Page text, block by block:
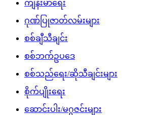
ကျန်းမာရေး
ဂုဏ်ပြုဇာတ်လမ်းများ
စစ်ချီသီချင်း
စစ်ဘက်ဥပဒေ
စစ်သည်ရေး/ဆိုသီချင်းများ
စိုက်ပျိုးရေး
ဆောင်းပါး/မဂ္ဂဇင်းများ